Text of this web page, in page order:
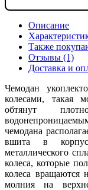
Описание
Также
Отзывы (1)
Доставка и
Чемодан
колесами, такая
обтянут
чемодана
вшита в
металлического
колеса, которые
колеса вращаются
молния на